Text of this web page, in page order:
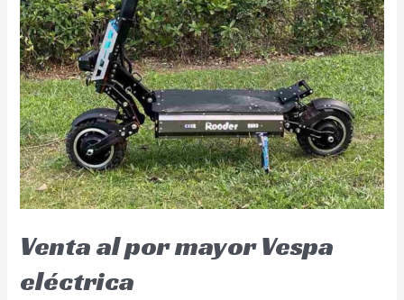
Venta al por mayor Vespa
eléctrica